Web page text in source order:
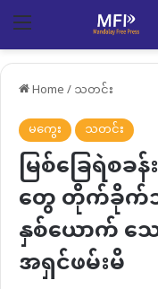
Menu
Home/သတင်း
မကွေး
သတင်း
မြစ်ခြေရဲစ
တွေ တိုက်ခိုက်
နှစ်ယောက် သ
အရှင်ဖမ်းမိ